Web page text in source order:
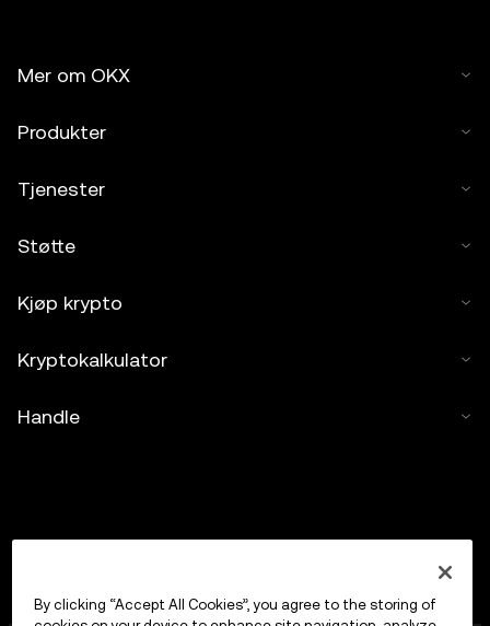
Mer om OKX
Produkter
Tjenester
Støtte
Kjøp krypto
Kryptokalkulator
Handle
By clicking “Accept All Cookies”, you agree to the storing of